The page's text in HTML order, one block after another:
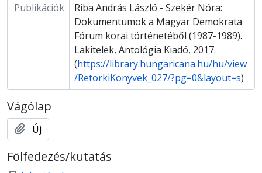
Publikációk
Riba András László - Szekér Nóra:
Dokumentumok a Magyar Demokrata
Fórum korai történetéből (1987-1989).
Lakitelek, Antológia Kiadó, 2017.
(https://library.hungaricana.hu/hu/view
/RetorkiKonyvek_027/?pg=0&layout=s)
Vágólap
Új
Fölfedezés/kutatás